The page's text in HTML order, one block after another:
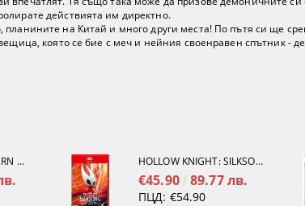
действията им директно.
планините на Китай и много други места! По пътя си ще
която се бие с меч и нейния своенравен спътник -
CALL OF DUTY: MODERN WARFARE 4[PS5] HOLLOW KNIGHT: SILKSONG [NINTENDO SWITCH 2]
€45.90 89.77 лв.
ПЦД: €54.90